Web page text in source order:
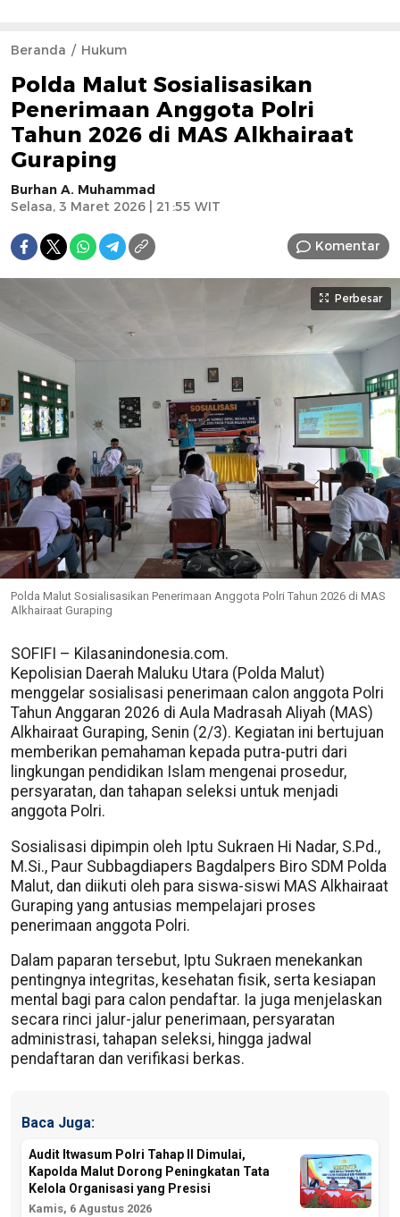
Beranda Hukum
Polda Malut Sosialisasikan
Penerimaan Anggota Polri
Tahun 2026 di MAS Alkhairaat
Guraping
Burhan A. Muhammad
Selasa, 3 Maret 2026 | 21:55 WIT
Komentar
Perbesar
Polda Malut Sosialisasikan Penerimaan Anggota Polri Tahun 2026 di MAS
Alkhairaat Guraping
SOFIFI – Kilasanindonesia.com.
Kepolisian Daerah Maluku Utara (Polda Malut)
menggelar sosialisasi penerimaan calon anggota Polri
Tahun Anggaran 2026 di Aula Madrasah Aliyah (MAS)
Alkhairaat Guraping, Senin (2/3). Kegiatan ini bertujuan
memberikan pemahaman kepada putra-putri dari
lingkungan pendidikan Islam mengenai prosedur,
persyaratan, dan tahapan seleksi untuk menjadi
anggota Polri.
Sosialisasi dipimpin oleh Iptu Sukraen Hi Nadar, S.Pd.,
M.Si., Paur Subbagdiapers Bagdalpers Biro SDM Polda
Malut, dan diikuti oleh para siswa-siswi MAS Alkhairaat
Guraping yang antusias mempelajari proses
penerimaan anggota Polri.
Dalam paparan tersebut, Iptu Sukraen menekankan
pentingnya integritas, kesehatan fisik, serta kesiapan
mental bagi para calon pendaftar. Ia juga menjelaskan
secara rinci jalur-jalur penerimaan, persyaratan
administrasi, tahapan seleksi, hingga jadwal
pendaftaran dan verifikasi berkas.
Baca Juga:
Audit Itwasum Polri Tahap II Dimulai,
Kapolda Malut Dorong Peningkatan Tata
Kelola Organisasi yang Presisi
Kamis, 6 Agustus 2026